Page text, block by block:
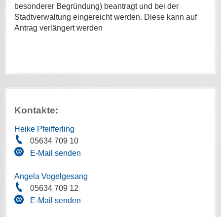
besonderer Begründung) beantragt und bei der
Stadtverwaltung eingereicht werden. Diese kann auf
Antrag verlängert werden
Kontakte:
Heike Pfeifferling
05634 709 10
E-Mail senden
Angela Vogelgesang
05634 709 12
E-Mail senden